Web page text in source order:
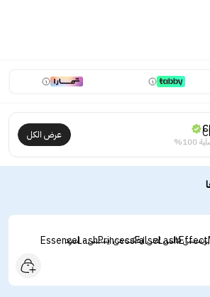
عرض الكل
برينسس فالس لاش ايفكت من ايسنس - اسود